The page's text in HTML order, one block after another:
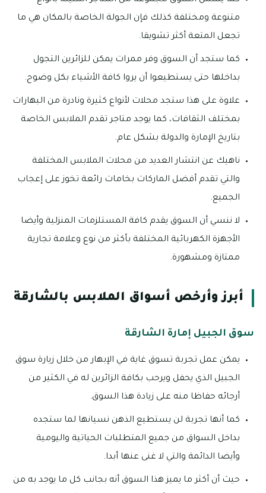
متنوعة ومختلفة كذلك فإن الجولة الخاصة بالمكان هي ما
تجعل المتعة أكثر تشويقا.
كما ستجد أن السوق وفر ممرات يمكن للزائرين التجول
بداخلها حتى يستطيعوا أن يروا كافة الأشياء بكل وضوح.
علاوة على هذا ستجد محلات لأنواع كثيرة ونادرة من البهارات
بمختلف الثقافات، كما يوجد متاجر تقدم الملابس الخاصة
بتاريخ الإمارة والدولة بشكل عام.
ناهيك عن انتشار العديد من محلات الملابس المختلفة
والتي تقدم أفضل الماركات بخامات رائعة تخوز على إعجاب
الجميع.
لا ننسي أن السوق يقدم كافة المستلزمات المنزلية وأيضا
الأجهزة الكهربائية المختلفة بأكثر من نوع وعلامة تجارية
ممتازة ومشهورة.
أبرز وأرخص أسواق الملابس بالشارقة
سوق الجبيل إمارة الشارقة
يمكن عمل تجربة تسوق غاية في الإبهار من خلال زيارة سوق
الجبيل الذي يحفل ويرحب بكافة الزائرين له في الكثير من
أرجائه حفاظا منه على زيادة هذا السوق.
كما أنها تجربة لن يستطيع الذهن نسيانها لما ستجده
بداخل السواق من جميع المتطلبات الحياتية واليومية
وأيضا الدائمة والتي لا غنى عنها أبدا.
حيث أن أكثر ما يميز هذا السوق أنه بجانب كل ما يوجد به من